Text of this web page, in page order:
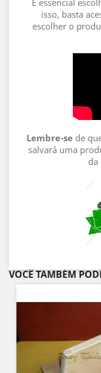
É essencial
isso, basta
escolher o
Lembre-se de
salvará uma
da
VOCÊ TAMBÉM